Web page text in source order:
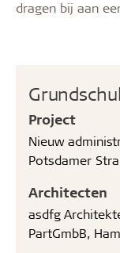
Project
Nieuw
Potsdamer
Architecten
asdfg
PartGmbB,
dragen bij aan